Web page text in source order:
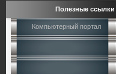
Полезные ссылки
Компьютерный портал